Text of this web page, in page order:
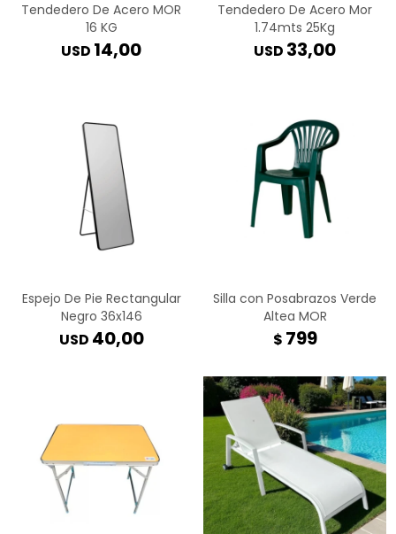
Tendedero De Acero MOR
16 KG
USD 14,00
Tendedero De Acero Mor
1.74mts 25Kg
USD 33,00
Espejo De Pie Rectangular
Negro 36x146
USD 40,00
Silla con Posabrazos Verde
Altea MOR
$ 799